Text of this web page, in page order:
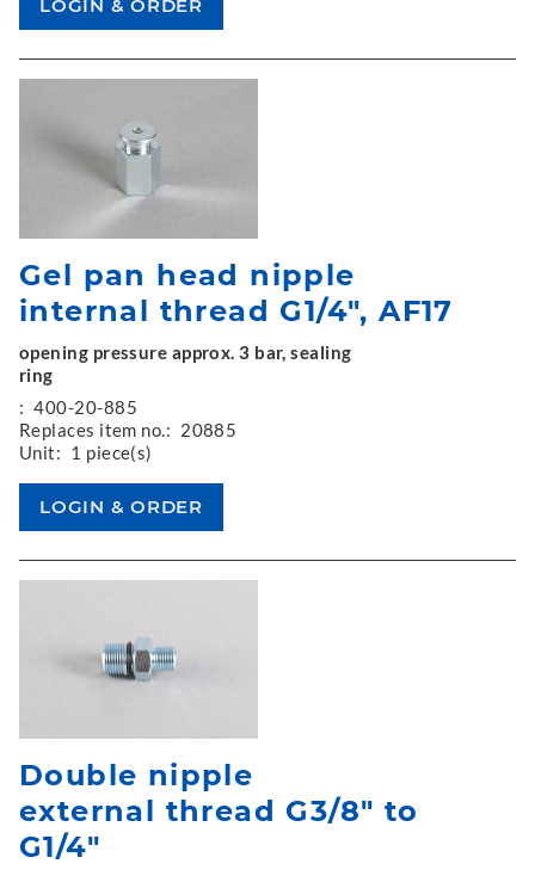
Gel pan head nipple
internal thread G1/4", AF17
opening pressure approx. 3 bar, sealing
ring
: 400-20-885
Replaces item no.: 20885
Unit: 1 piece(s)
Double nipple
external thread G3/8" to
G1/4"